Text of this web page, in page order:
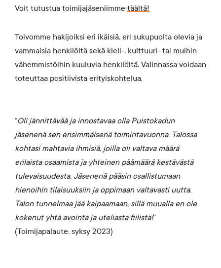
Voit tutustua toimijajäseniimme täältä!
Toivomme hakijoiksi eri ikäisiä, eri sukupuolta olevia ja
vammaisia henkilöitä sekä kieli-, kulttuuri- tai muihin
vähemmistöihin kuuluvia henkilöitä. Valinnassa voidaan
toteuttaa positiivista erityiskohtelua.
“Oli jännittävää ja innostavaa olla Puistokadun
jäsenenä sen ensimmäisenä toimintavuonna. Talossa
kohtasi mahtavia ihmisiä, joilla oli valtava määrä
erilaista osaamista ja yhteinen päämäärä kestävästä
tulevaisuudesta. Jäsenenä pääsin osallistumaan
hienoihin tilaisuuksiin ja oppimaan valtavasti uutta.
Talon tunnelmaa jää kaipaamaan, sillä muualla en ole
kokenut yhtä avointa ja uteliasta fiilistä!”
(Toimijapalaute, syksy 2023)